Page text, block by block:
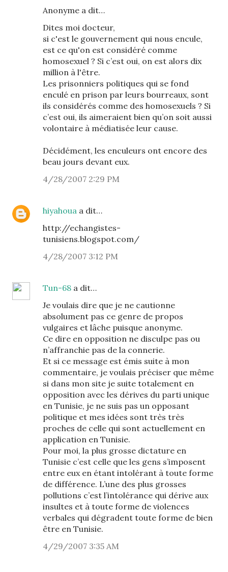
Anonyme a dit…
Dites moi docteur,
si c'est le gouvernement qui nous encule,
est ce qu'on est considéré comme
homosexuel ? Si c’est oui, on est alors dix
million à l'être.
Les prisonniers politiques qui se fond
enculé en prison par leurs bourreaux, sont
ils considérés comme des homosexuels ? Si
c’est oui, ils aimeraient bien qu’on soit aussi
volontaire à médiatisée leur cause.
Décidément, les enculeurs ont encore des
beau jours devant eux.
4/28/2007 2:29 PM
hiyahoua a dit…
http://echangistes-
tunisiens.blogspot.com/
4/28/2007 3:12 PM
Tun-68 a dit…
Je voulais dire que je ne cautionne
absolument pas ce genre de propos
vulgaires et lâche puisque anonyme.
Ce dire en opposition ne disculpe pas ou
n’affranchie pas de la connerie.
Et si ce message est émis suite à mon
commentaire, je voulais préciser que même
si dans mon site je suite totalement en
opposition avec les dérives du parti unique
en Tunisie, je ne suis pas un opposant
politique et mes idées sont très très
proches de celle qui sont actuellement en
application en Tunisie.
Pour moi, la plus grosse dictature en
Tunisie c’est celle que les gens s’imposent
entre eux en étant intolérant à toute forme
de différence. L’une des plus grosses
pollutions c’est l’intolérance qui dérive aux
insultes et à toute forme de violences
verbales qui dégradent toute forme de bien
être en Tunisie.
4/29/2007 3:35 AM